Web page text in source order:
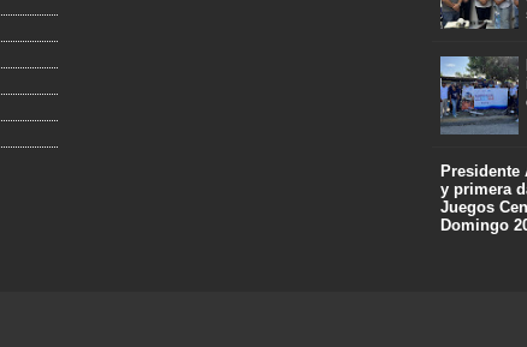
Presidente
y primera
Juegos
Domingo